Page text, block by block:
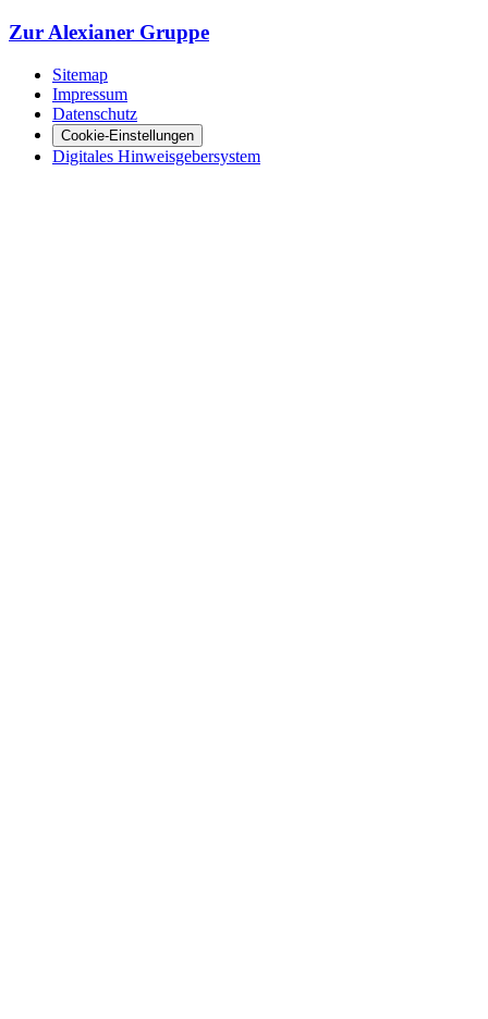
Zur Alexianer Gruppe
Sitemap
Impressum
Datenschutz
Cookie-Einstellungen
Digitales Hinweisgebersystem